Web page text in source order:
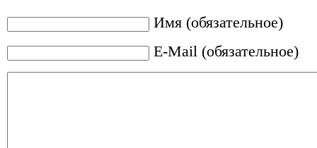
Имя (обязательное)
E-Mail (обязательное)